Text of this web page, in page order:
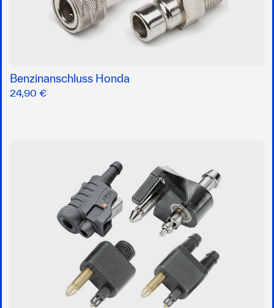
Benzinanschluss Honda
24,90 €